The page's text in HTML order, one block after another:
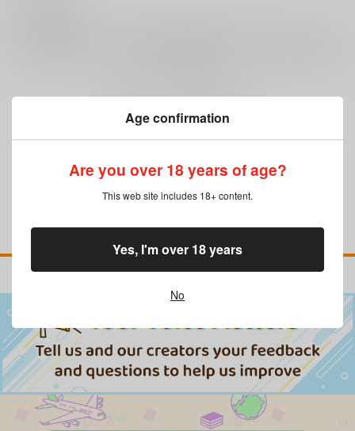
Age confirmation
Are you over 18 years of age?
This web site includes 18+ content.
No
Yes, I'm over 18 years